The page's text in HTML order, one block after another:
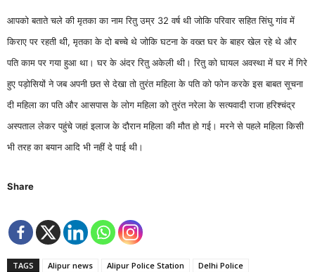
आपको बताते चले की मृतका का नाम रितु उम्र 32 वर्ष थी जोकि परिवार सहित सिंघु गांव में
किराए पर रहती थी, मृतका के दो बच्चे थे जोकि घटना के वख्त घर के बाहर खेल रहे थे और
पति काम पर गया हुआ था। घर के अंदर रितु अकेली थी। रितु को घायल अवस्था में घर में गिरे
हुए पड़ोसियों ने जब अपनी छत से देखा तो तुरंत महिला के पति को फोन करके इस बाबत सूचना
दी महिला का पति और आसपास के लोग महिला को तुरंत नरेला के सत्यवादी राजा हरिश्चंद्र
अस्पताल लेकर पहुंचे जहां इलाज के दौरान महिला की मौत हो गई। मरने से पहले महिला किसी
भी तरह का बयान आदि भी नहीं दे पाई थी।
Share
TAGS Alipur news Alipur Police Station
Delhi Police